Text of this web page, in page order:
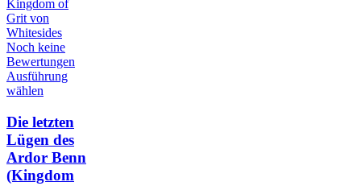
Noch keine
Bewertungen
Ausführung
wählen
Die letzten
Lügen des
Ardor Benn
(Kingdom